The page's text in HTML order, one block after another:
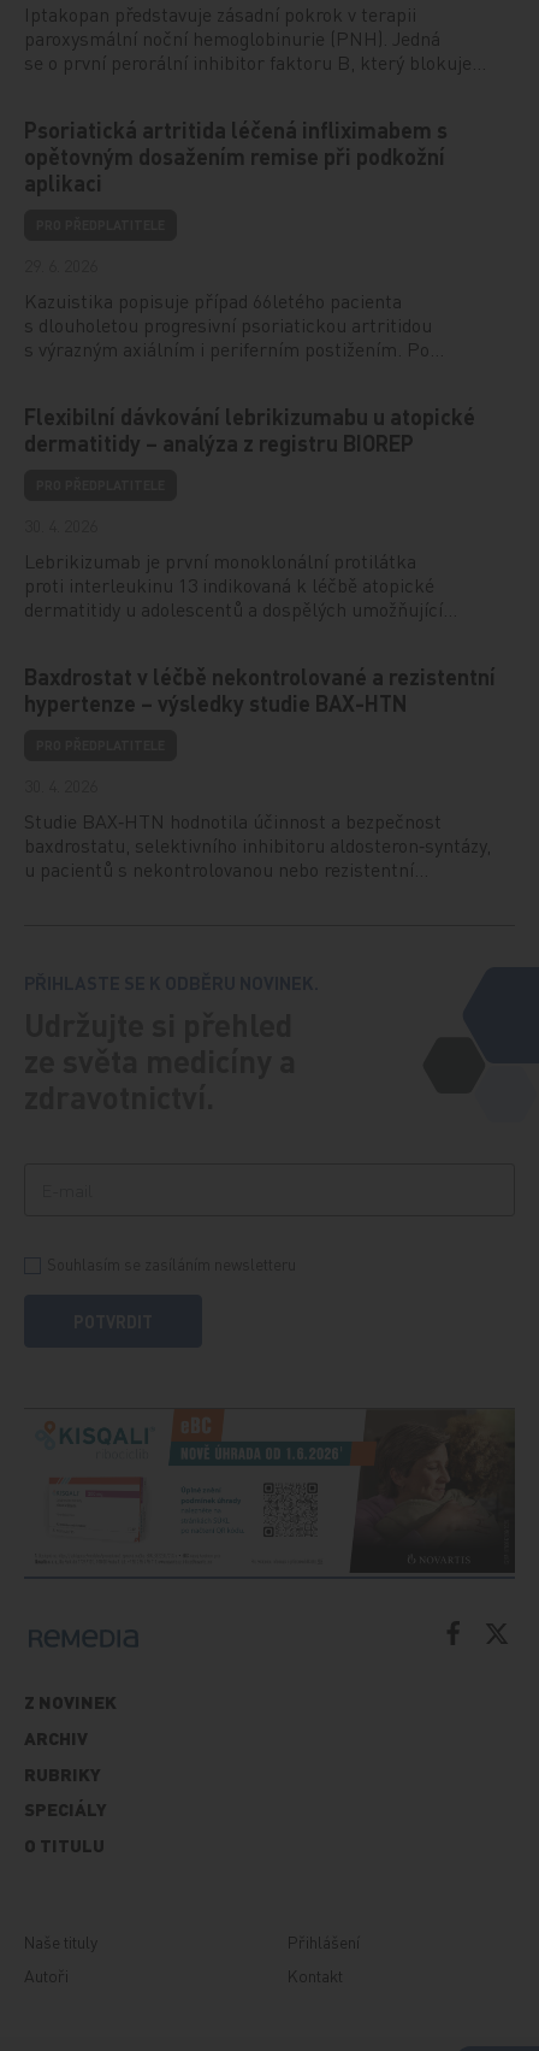
Iptakopan představuje zásadní pokrok v terapii
paroxysmální noční hemoglobinurie (PNH). Jedná
se o první perorální inhibitor faktoru B, který blokuje…
Psoriatická artritida léčená infliximabem s
opětovným dosažením remise při podkožní
aplikaci
Kazuistika popisuje případ 66letého pacienta
s dlouholetou progresivní psoriatickou artritidou
s výrazným axiálním i periferním postižením. Po…
Flexibilní dávkování lebrikizumabu u atopické
dermatitidy – analýza z registru BIOREP
Lebrikizumab je první monoklonální protilátka
proti interleukinu 13 indikovaná k léčbě atopické
dermatitidy u adolescentů a dospělých umožňující…
Baxdrostat v léčbě nekontrolované a rezistentní
hypertenze – výsledky studie BAX-HTN
Studie BAX‑HTN hodnotila účinnost a bezpečnost
baxdrostatu, selektivního inhibitoru aldosteron‑syntázy,
u pacientů s nekontrolovanou nebo rezistentní…
Z NOVINEK
ARCHIV
RUBRIKY
SPECIÁLY
O TITULU
Naše tituly
Autoři
Přihlášení
Kontakt